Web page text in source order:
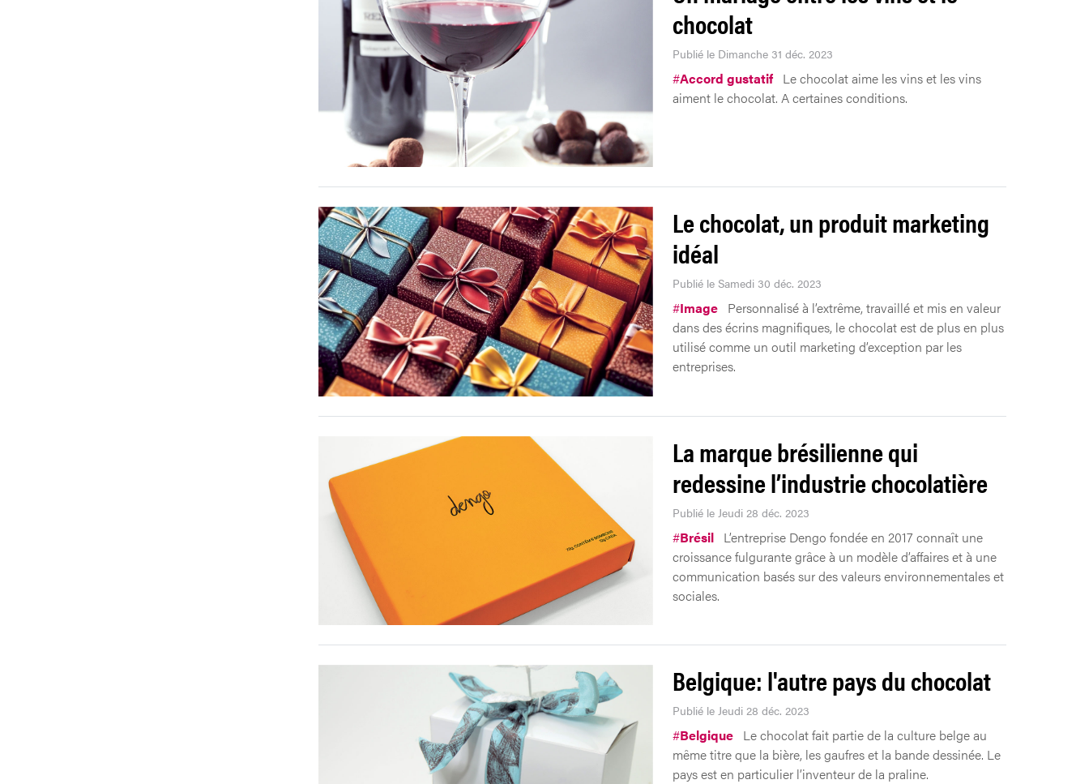
chocolat
Publié le Dimanche 31 déc. 2023
#Accord gustatif Le chocolat aime les vins et les vins
aiment le chocolat. A certaines conditions.
Le chocolat, un produit marketing
idéal
Publié le Samedi 30 déc. 2023
#Image Personnalisé à l’extrême, travaillé et mis en valeur
dans des écrins magnifiques, le chocolat est de plus en plus
utilisé comme un outil marketing d’exception par les
entreprises.
La marque brésilienne qui
redessine l’industrie chocolatière
Publié le Jeudi 28 déc. 2023
#Brésil L’entreprise Dengo fondée en 2017 connaît une
croissance fulgurante grâce à un modèle d’affaires et à une
communication basés sur des valeurs environnementales et
sociales.
Belgique: l'autre pays du chocolat
Publié le Jeudi 28 déc. 2023
#Belgique Le chocolat fait partie de la culture belge au
même titre que la bière, les gaufres et la bande dessinée. Le
pays est en particulier l’inventeur de la praline.